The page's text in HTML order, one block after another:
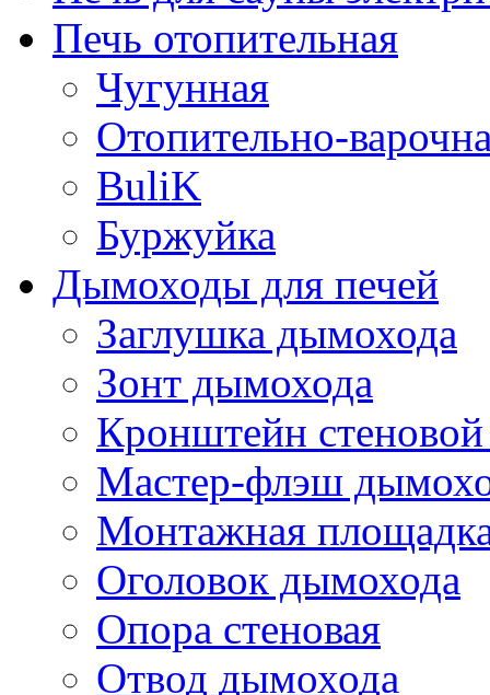
Печь отопительная
Чугунная
Отопительно-
BuliK
Буржуйка
Дымоходы для печей
Заглушка дымохода
Зонт дымохода
Кронштейн
Мастер-флэш
Монтажная
Оголовок дымохода
Опора стеновая
Отвод дымохода